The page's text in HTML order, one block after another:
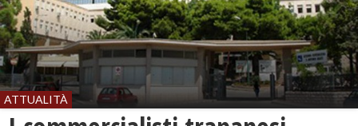
ATTUALITÀ